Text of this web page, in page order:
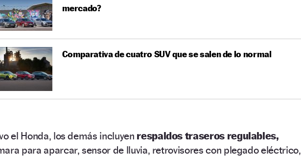
mercado?
Comparativa de cuatro SUV que se salen de lo normal
el Honda, los demás incluyen respaldos traseros regulables,
para aparcar, sensor de lluvia, retrovisores con plegado eléctrico,